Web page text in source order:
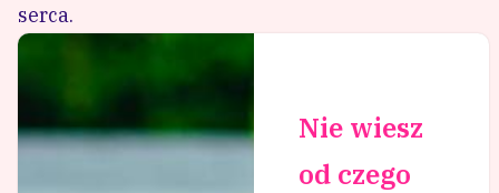
serca.
Nie wiesz
od czego